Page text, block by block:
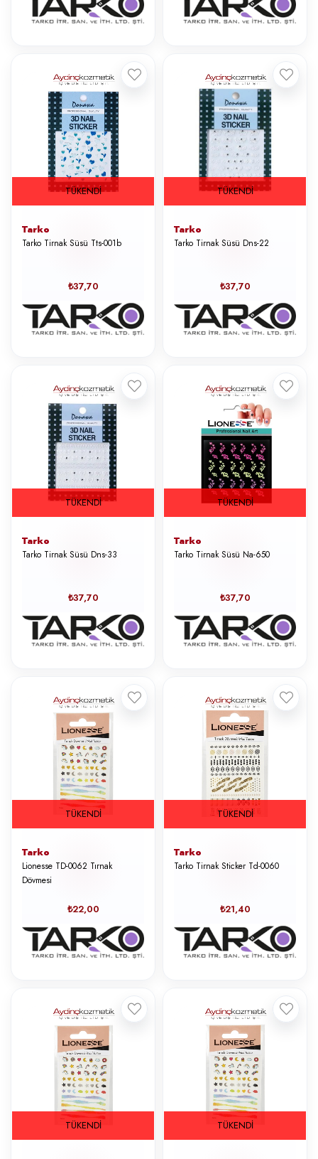
TÜKENDI
Tarko
Tarko Tirnak Süsü Tts-001b
₺37,70
TÜKENDI
Tarko
Tarko Tirnak Süsü Dns-22
₺37,70
TÜKENDI
Tarko
Tarko Tirnak Süsü Dns-33
₺37,70
TÜKENDI
Tarko
Tarko Tirnak Süsü Na-650
₺37,70
TÜKENDI
Tarko
Lionesse TD-0062 Tırnak
Dövmesi
₺22,00
TÜKENDI
Tarko
Tarko Tirnak Sticker Td-0060
₺21,40
TÜKENDI TÜKENDI